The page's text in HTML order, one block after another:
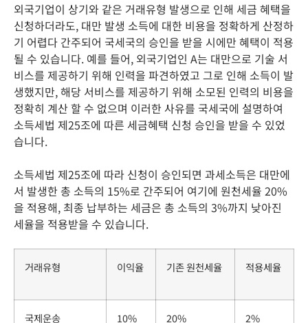
외국기업이 상기와 같은 거래유형 발생으로 인해 세금 혜택을
신청하더라도, 대만 발생 소득에 대한 비용을 정확하게 산정하
기 어렵다 간주되어 국세국의 승인을 받을 시에만 혜택이 적용
될 수 있습니다. 예를 들어, 외국기업인 A는 대만으로 기술 서
비스를 제공하기 위해 인력을 파견하였고 그로 인해 소득이 발
생했지만, 해당 서비스를 제공하기 위해 소모된 인력의 비용을
정확히 계산 할 수 없으며 이러한 사유를 국세국에 설명하여
소득세법 제25조에 따른 세금혜택 신청 승인을 받을 수 있었
습니다.
소득세법 제25조에 따라 신청이 승인되면 과세소득은 대만에
서 발생한 총 소득의 15%로 간주되어 여기에 원천세율 20%
을 적용해, 최종 납부하는 세금은 총 소득의 3%까지 낮아진
세율을 적용받을 수 있습니다.
거래유형 이익율 기존 원천세율 적용세율
국제운송 10% 20% 2%